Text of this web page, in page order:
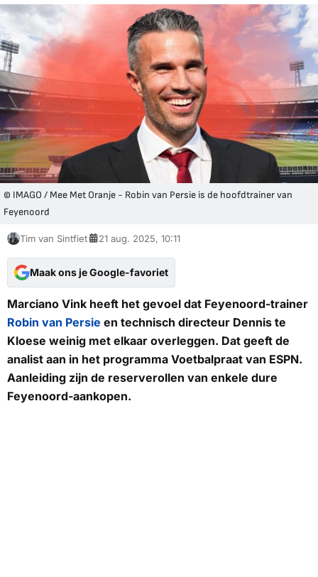
© IMAGO / Mee Met Oranje - Robin van Persie is de hoofdtrainer van
Feyenoord
Tim van Sintfiet 21 aug. 2025, 10:11
Maak ons je Google-favoriet
Marciano Vink heeft het gevoel dat Feyenoord-trainer
Robin van Persie en technisch directeur Dennis te
Kloese weinig met elkaar overleggen. Dat geeft de
analist aan in het programma Voetbalpraat van ESPN.
Aanleiding zijn de reserverollen van enkele dure
Feyenoord-aankopen.